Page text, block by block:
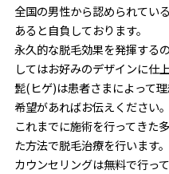
全国の男性から認められてい
あると自負しております。
永久的な脱毛効果を発揮する
してはお好みのデザインに仕
髭(ヒゲ)は患者さまによって
希望があればお伝えください。
これまでに施術を行ってきた
た方法で脱毛治療を行います。
カウンセリングは無料で行っ